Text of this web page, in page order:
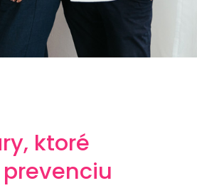
ktoré